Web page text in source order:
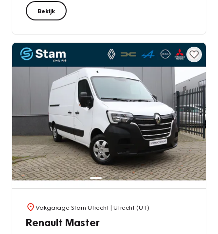
Bekijk
Vakgarage Stam Utrecht| Utrecht (UT)
Renault Master